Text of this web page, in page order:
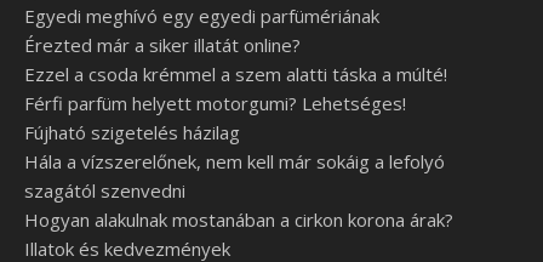
Egyedi meghívó egy egyedi parfümériának
Érezted már a siker illatát online?
Ezzel a csoda krémmel a szem alatti táska a múlté!
Férfi parfüm helyett motorgumi? Lehetséges!
Fújható szigetelés házilag
Hála a vízszerelőnek, nem kell már sokáig a lefolyó
szagától szenvedni
Hogyan alakulnak mostanában a cirkon korona árak?
Illatok és kedvezmények